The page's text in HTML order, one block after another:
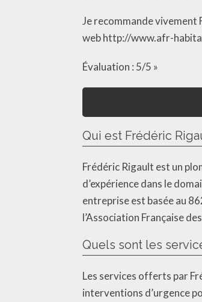
Je recommande vivement
web http://www.afr-
Évaluation : 5/5 »
Qui est Frédéric
Frédéric Rigault est un
d’expérience dans le
entreprise est basée au
l’Association Française
Quels sont les
Les services offerts par
interventions d’urgence